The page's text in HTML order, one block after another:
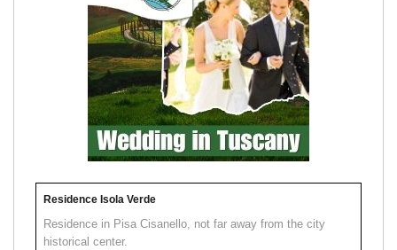
Residence Isola Verde
Residence in Pisa Cisanello, not far away from the city
historical center.